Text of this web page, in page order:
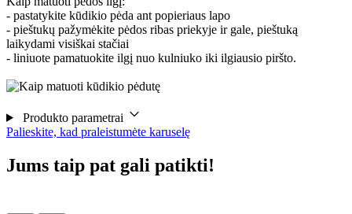
- pastatykite kūdikio pėda ant popieriaus lapo
- pieštukų pažymėkite pėdos ribas priekyje ir gale, pieštuką
laikydami visiškai stačiai
- liniuote pamatuokite ilgį nuo kulniuko iki ilgiausio piršto.
Produkto parametrai
Palieskite, kad praleistumėte karuselę
Jums taip pat gali patikti!